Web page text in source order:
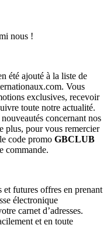
nous !
été ajouté à la liste de
Vous
exclusives, recevoir
toute notre actualité.
concernant nos
plus, pour vous remercier
code promo GBCLUB
commande.
futures offres en prenant
électronique
carnet d’adresses.
et en toute